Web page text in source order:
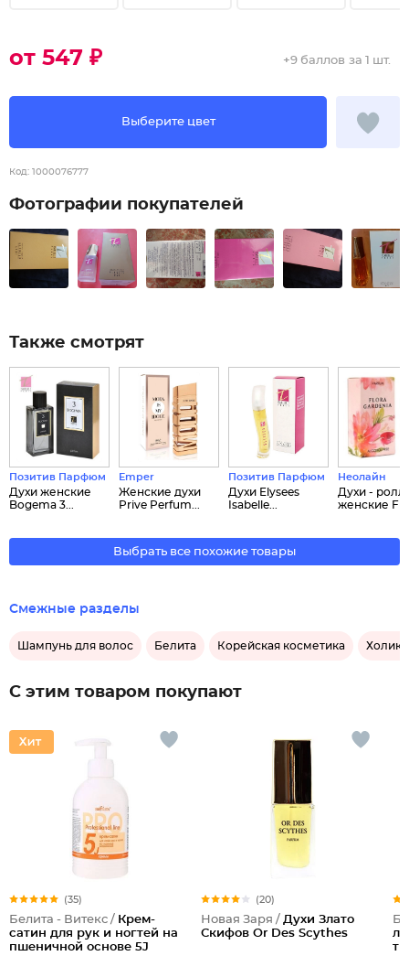
от 547 ₽
Выберите цвет
+9 баллов за 1 шт.
Код: 1000076777
Фотографии покупателей
Также смотрят
Позитив Парфюм
Духи женские
Bogema 3...
Emper
Женские духи
Prive Perfum...
Позитив Парфюм
Духи Elysees
Isabelle...
Неолайн
Духи - ролл
женские
Выбрать все похожие товары
Смежные разделы
Шампунь для волос Белита Корейская косметика
С этим товаром покупают
(35)
Белита - Витекс / Крем-
сатин для рук и ногтей на
пшеничной основе 5J
(20)
Новая Заря / Духи Злато
Скифов Or Des Scythes